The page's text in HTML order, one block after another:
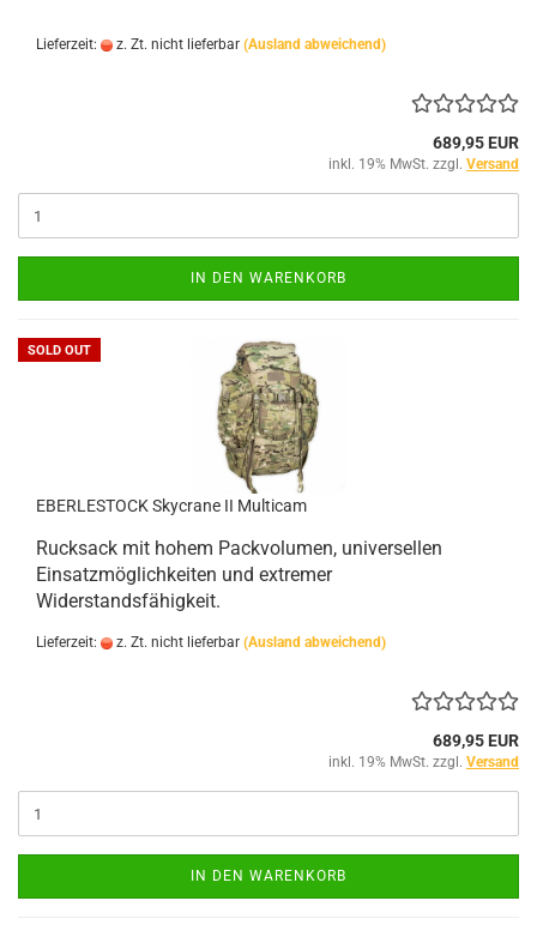
Lieferzeit: z. Zt. nicht lieferbar (Ausland abweichend)
689,95 EUR
inkl. 19% MwSt. zzgl. Versand
IN DEN WARENKORB
SOLD OUT
EBERLESTOCK Skycrane II Multicam
Rucksack mit hohem Packvolumen, universellen
Einsatzmöglichkeiten und extremer
Widerstandsfähigkeit.
Lieferzeit: z. Zt. nicht lieferbar (Ausland abweichend)
689,95 EUR
inkl. 19% MwSt. zzgl. Versand
IN DEN WARENKORB